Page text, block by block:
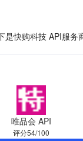
是快购科技 API服务
唯品会 API
评分54/100